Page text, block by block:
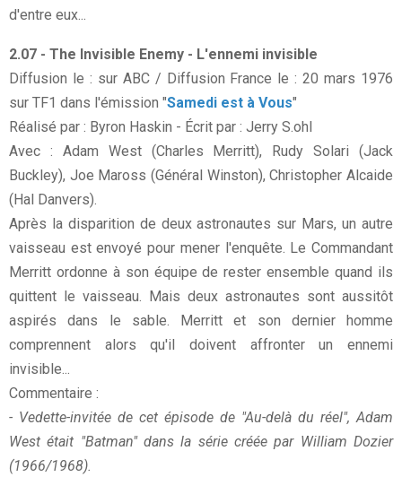
d'entre eux...
2.07 - The Invisible Enemy - L'ennemi invisible
Diffusion le : sur ABC / Diffusion France le : 20 mars 1976
sur TF1 dans l'émission "Samedi est à Vous"
Réalisé par : Byron Haskin - Écrit par : Jerry S.ohl
Avec : Adam West (Charles Merritt), Rudy Solari (Jack
Buckley), Joe Maross (Général Winston), Christopher Alcaide
(Hal Danvers).
Après la disparition de deux astronautes sur Mars, un autre
vaisseau est envoyé pour mener l'enquête. Le Commandant
Merritt ordonne à son équipe de rester ensemble quand ils
quittent le vaisseau. Mais deux astronautes sont aussitôt
aspirés dans le sable. Merritt et son dernier homme
comprennent alors qu'il doivent affronter un ennemi
invisible...
Commentaire :
- Vedette-invitée de cet épisode de "Au-delà du réel", Adam
West était "Batman" dans la série créée par William Dozier
(1966/1968).